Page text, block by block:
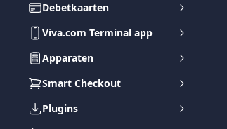
Debetkaarten
Viva.com Terminal app
Apparaten
Smart Checkout
Plugins